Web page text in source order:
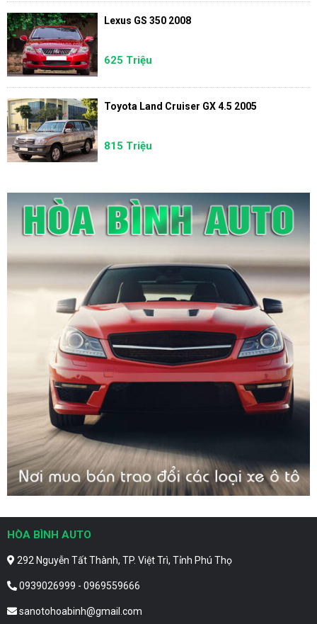
Lexus GS 350 2008
625 Triệu
Toyota Land Cruiser GX 4.5 2005
815 Triệu
HÒA BÌNH AUTO
292 Nguyễn Tất Thành, TP. Việt Trì, Tỉnh Phú Thọ
0939026999 - 0969559666
sanotohoabinh@gmail.com